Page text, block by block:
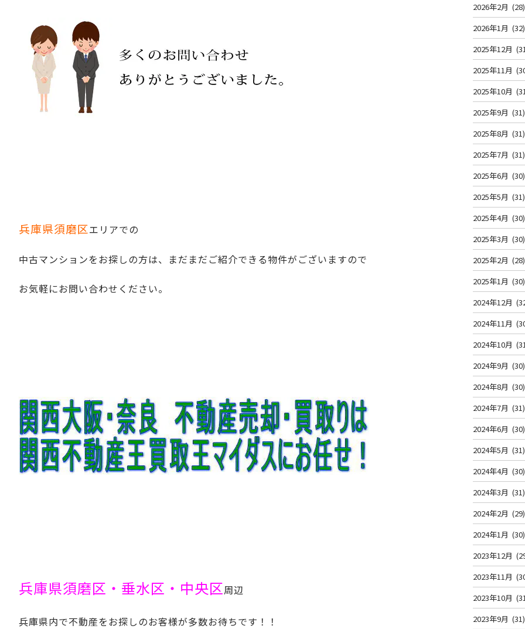
兵庫県須磨区エリアでの
中古マンションをお探しの方は、まだまだご紹介できる物件がございますので
お気軽にお問い合わせください。
兵庫県須磨区・垂水区・中央区周辺
兵庫県内で不動産をお探しのお客様が多数お待ちです！！
2026年2月 (28)
2026年1月 (32)
2025年12月
2025年11月
2025年10月
2025年9月 (31)
2025年8月 (31)
2025年7月 (31)
2025年6月 (30)
2025年5月 (31)
2025年4月 (30)
2025年3月 (30)
2025年2月 (28)
2025年1月 (30)
2024年12月
2024年11月
2024年10月
2024年9月 (30)
2024年8月 (30)
2024年7月 (31)
2024年6月 (30)
2024年5月 (31)
2024年4月 (30)
2024年3月 (31)
2024年2月 (29)
2024年1月 (30)
2023年12月
2023年11月
2023年10月
2023年9月 (31)